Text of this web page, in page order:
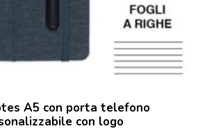
A5 con porta telefono
con logo